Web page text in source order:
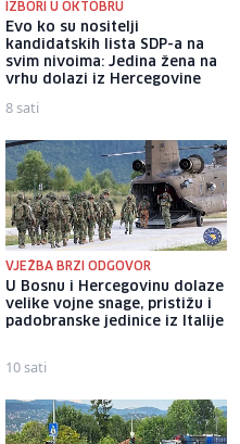
IZBORI U OKTOBRU
Evo ko su nositelji
kandidatskih lista SDP-a na
svim nivoima: Jedina žena na
vrhu dolazi iz Hercegovine
8 sati
VJEŽBA BRZI ODGOVOR
U Bosnu i Hercegovinu dolaze
velike vojne snage, pristižu i
padobranske jedinice iz Italije
10 sati